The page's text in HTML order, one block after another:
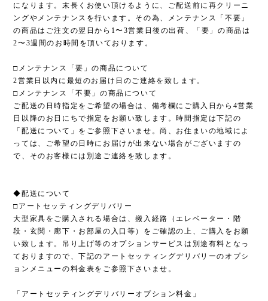
になります。末長くお使い頂けるように、ご配送前に再クリーニ
ングやメンテナンスを行います。その為、メンテナンス「不要」
の商品はご注文の翌日から1〜3営業日後の出荷、「要」の商品は
2〜3週間のお時間を頂いております。
□メンテナンス「要」の商品について
2営業日以内に最短のお届け日のご連絡を致します。
□メンテナンス「不要」の商品について
ご配送の日時指定をご希望の場合は、備考欄にご購入日から4営業
日以降のお日にちで指定をお願い致します。時間指定は下記の
「配送について」をご参照下さいませ。尚、お住まいの地域によ
っては、ご希望の日時にお届けが出来ない場合がございますの
で、そのお客様には別途ご連絡を致します。
◆配送について
□アートセッティングデリバリー
大型家具をご購入される場合は、搬入経路（エレベーター・階
段・玄関・廊下・お部屋の入口等）をご確認の上、ご購入をお願
い致します。吊り上げ等のオプションサービスは別途有料となっ
ておりますので、下記のアートセッティングデリバリーのオプシ
ョンメニューの料金表をご参照下さいませ。
「アートセッティングデリバリーオプション料金」